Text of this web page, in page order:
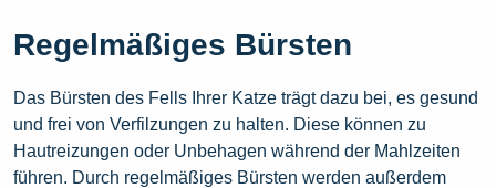
Regelmäßiges Bürsten
Das Bürsten des Fells Ihrer Katze trägt dazu bei, es gesund
und frei von Verfilzungen zu halten. Diese können zu
Hautreizungen oder Unbehagen während der Mahlzeiten
führen. Durch regelmäßiges Bürsten werden außerdem